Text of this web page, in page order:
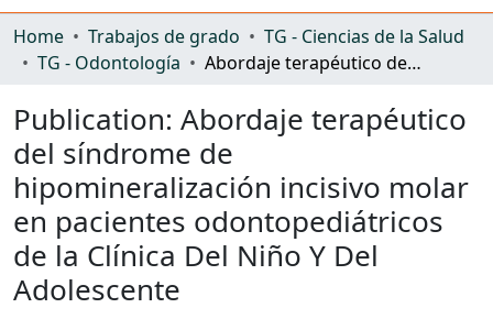
Home Trabajos de grado
TG - Ciencias de la Salud
TG - Odontología
Abordaje terapéutico del síndrome de hipomineralización incisivo molar en pacientes odontopediátricos de la Clínica Del Niño Y Del Adolescente
Publication: Abordaje terapéutico
del síndrome de
hipomineralización incisivo molar
en pacientes odontopediátricos
de la Clínica Del Niño Y Del
Adolescente